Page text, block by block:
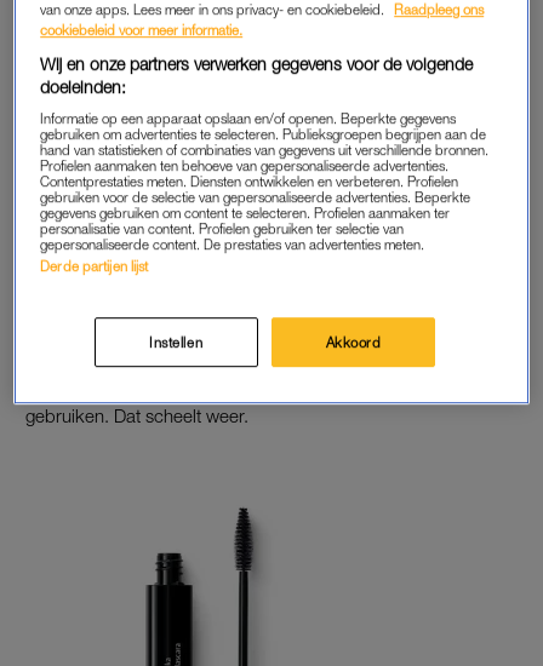
2. BEAUTYCADEAU ONDER DE BOOM
Is degene waarvoor je een cadeau moet scoren helemaal gek
van beauty en skincare? Dan isdeze mascaravan Dr.
Hauschka zeker een plekje onder de kerstboom waard.
Waarom? Het product blijft tot wel twaalf uur zitten, wat ‘m
gebruiken. Dat scheelt weer.
van onze apps. Lees meer in ons privacy- en cookiebeleid.
Raadpleeg ons
cookiebeleid voor meer informatie.
Wij en onze partners verwerken gegevens voor de volgende
doeleinden:
Informatie op een apparaat opslaan en/of openen. Beperkte gegevens
gebruiken om advertenties te selecteren. Publieksgroepen begrijpen aan de
hand van statistieken of combinaties van gegevens uit verschillende bronnen.
Profielen aanmaken ten behoeve van gepersonaliseerde advertenties.
Contentprestaties meten. Diensten ontwikkelen en verbeteren. Profielen
gebruiken voor de selectie van gepersonaliseerde advertenties. Beperkte
gegevens gebruiken om content te selecteren. Profielen aanmaken ter
personalisatie van content. Profielen gebruiken ter selectie van
gepersonaliseerde content. De prestaties van advertenties meten.
Derde partijen lijst
Instellen Akkoord